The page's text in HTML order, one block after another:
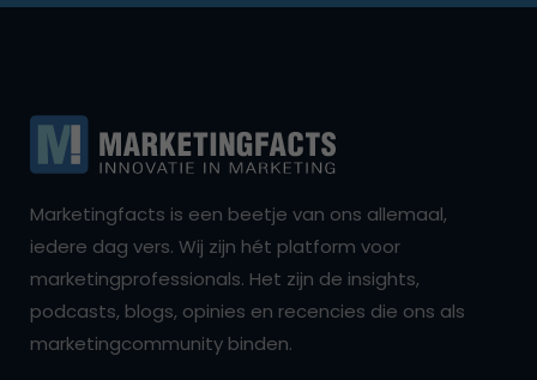
Marketingfacts is een beetje van ons allemaal,
iedere dag vers. Wij zijn hét platform voor
marketingprofessionals. Het zijn de insights,
podcasts, blogs, opinies en recencies die ons als
marketingcommunity binden.